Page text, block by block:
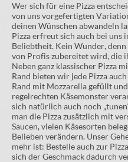
Wer sich für eine Pizza
von uns vorgefertigten
deinen Wünschen abwandeln
Pizza erfreut sich auch bei
Beliebtheit. Kein Wunder,
von Profis zubereitet wird, die
Neben ganz klassischer Pizza
Rand bieten wir jede Pizza
Rand mit Mozzarella gefüllt
regelrechten Käsemonster
sich natürlich auch noch
man die Pizza zusätzlich mit
Saucen, vielen Käsesorten
Belieben verändern. Unser
mehr ist: Bestelle auch zur
sich der Geschmack dadurch